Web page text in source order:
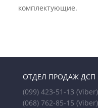
комплектующие.
ОТДЕЛ ПРОДАЖ
(099) 423-51-13 (Viber)
(068) 762-85-15 (Viber)